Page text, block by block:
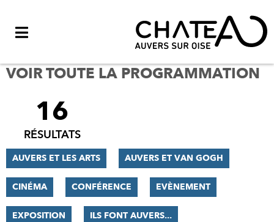
VOIR TOUTE LA PROGRAMMATION
FILTRER
RÉSULTATS
16
RÉSULTATS
AUVERS ET LES ARTS AUVERS ET VAN GOGH
CINÉMA CONFÉRENCE EVÈNEMENT
EXPOSITION ILS FONT AUVERS...